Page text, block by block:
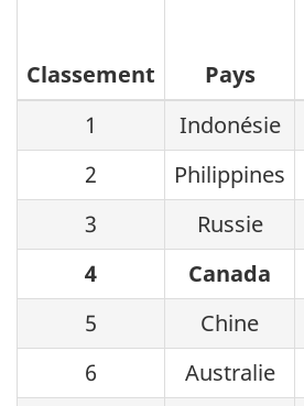
Classement Pays
1
Indonésie
2
Philippines
3
Russie
4
Canada
5
Chine
6
Australie